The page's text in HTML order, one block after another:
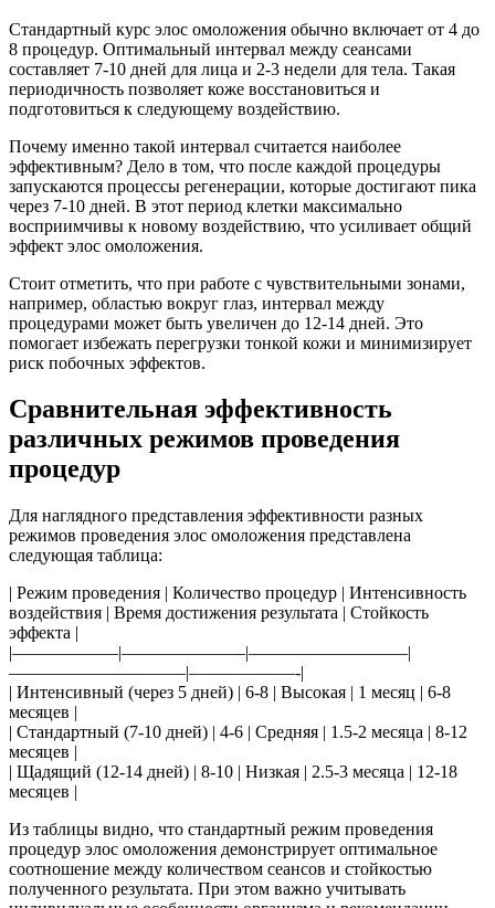
Стандартный курс элос омоложения обычно включает от 4 до
8 процедур. Оптимальный интервал между сеансами
составляет 7-10 дней для лица и 2-3 недели для тела. Такая
периодичность позволяет коже восстановиться и
подготовиться к следующему воздействию.
Почему именно такой интервал считается наиболее
эффективным? Дело в том, что после каждой процедуры
запускаются процессы регенерации, которые достигают пика
через 7-10 дней. В этот период клетки максимально
восприимчивы к новому воздействию, что усиливает общий
эффект элос омоложения.
Стоит отметить, что при работе с чувствительными зонами,
например, областью вокруг глаз, интервал между
процедурами может быть увеличен до 12-14 дней. Это
помогает избежать перегрузки тонкой кожи и минимизирует
риск побочных эффектов.
Сравнительная эффективность
различных режимов проведения
процедур
Для наглядного представления эффективности разных
режимов проведения элос омоложения представлена
следующая таблица:
| Режим проведения | Количество процедур | Интенсивность
воздействия | Время достижения результата | Стойкость
эффекта |
|——————|———————|—————————|
——————————|——————-|
| Интенсивный (через 5 дней) | 6-8 | Высокая | 1 месяц | 6-8
месяцев |
| Стандартный (7-10 дней) | 4-6 | Средняя | 1.5-2 месяца | 8-12
месяцев |
| Щадящий (12-14 дней) | 8-10 | Низкая | 2.5-3 месяца | 12-18
месяцев |
Из таблицы видно, что стандартный режим проведения
процедур элос омоложения демонстрирует оптимальное
соотношение между количеством сеансов и стойкостью
полученного результата. При этом важно учитывать